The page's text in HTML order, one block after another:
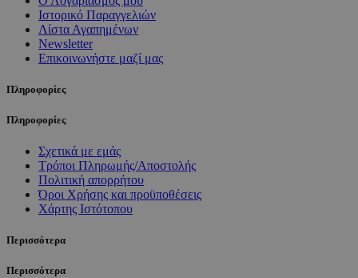
Ιστορικό Παραγγελιών
Λίστα Αγαπημένων
Newsletter
Επικοινωνήστε μαζί μας
Πληροφορίες
Πληροφορίες
Σχετικά με εμάς
Τρόποι Πληρωμής/Αποστολής
Πολιτική απορρήτου
Όροι Χρήσης και προϋποθέσεις
Χάρτης Ιστότοπου
Περισσότερα
Περισσότερα